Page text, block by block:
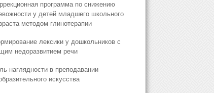
программа по снижению
у детей младшего школьного
методом глинотерапии
лексики у дошкольников с
недоразвитием речи
наглядности в преподавании
искусства